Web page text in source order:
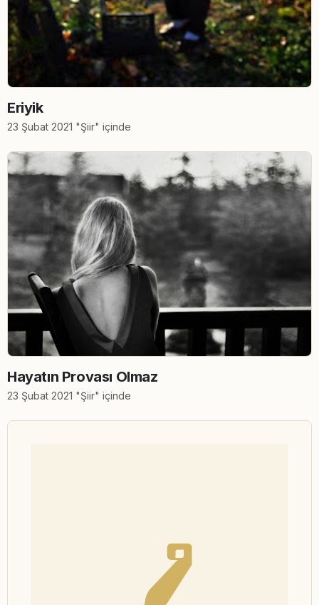
Eriyik
23 Şubat 2021 "Şiir" içinde
Hayatın Provası Olmaz
23 Şubat 2021 "Şiir" içinde